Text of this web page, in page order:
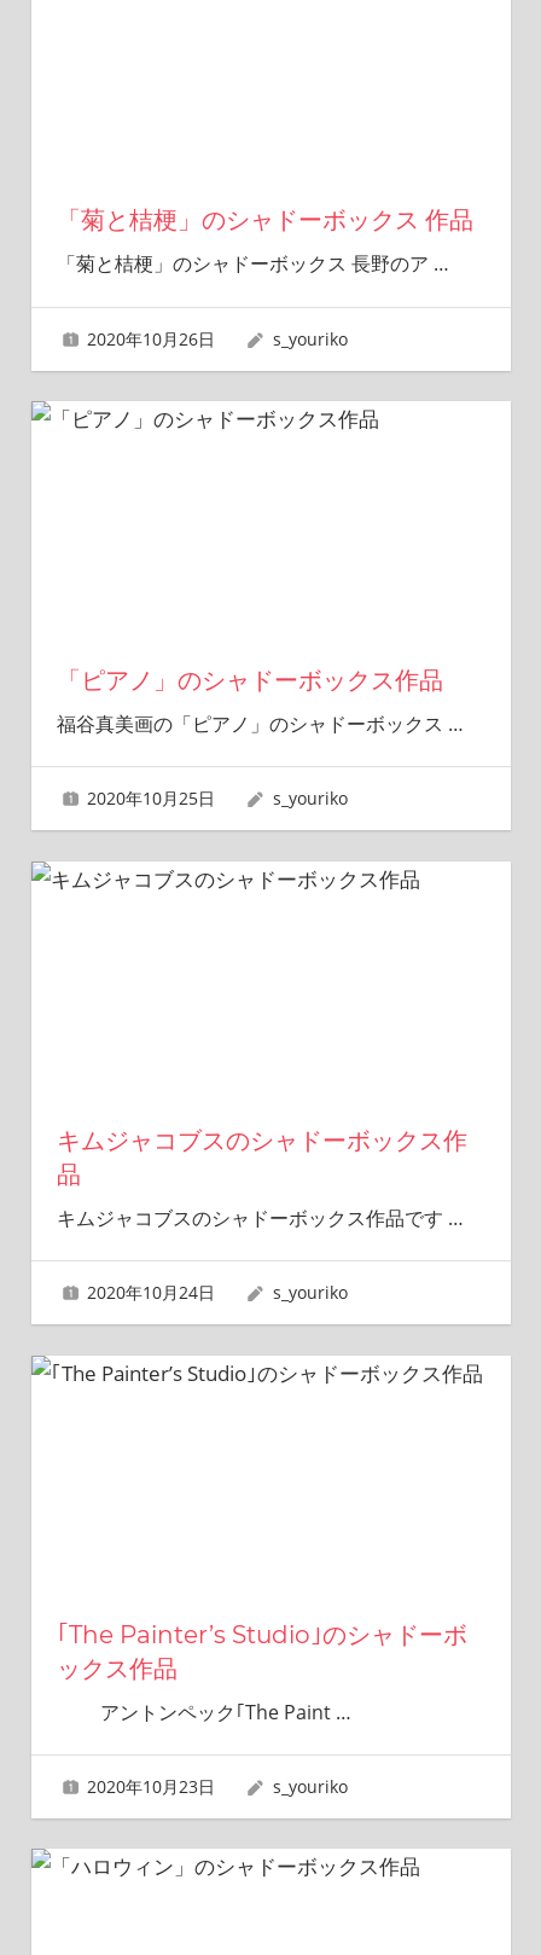
「菊と桔梗」のシャドーボックス 作品
「菊と桔梗」のシャドーボックス 長野のア …
2020年10月26日 s_youriko
「ピアノ」のシャドーボックス作品
福谷真美画の「ピアノ」のシャドーボックス …
2020年10月25日 s_youriko
キムジャコブスのシャドーボックス作
品
キムジャコブスのシャドーボックス作品です …
2020年10月24日 s_youriko
｢The Painter’s Studio｣のシャドーボ
ックス作品
アントンペック｢The Paint …
2020年10月23日 s_youriko